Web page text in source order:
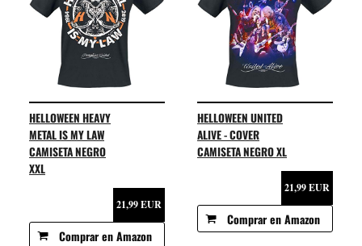
HELLOWEEN HEAVY
METAL IS MY LAW
CAMISETA NEGRO
XXL
21,99 EUR
Comprar en Amazon
HELLOWEEN UNITED
ALIVE - COVER
CAMISETA NEGRO XL
21,99 EUR
Comprar en Amazon